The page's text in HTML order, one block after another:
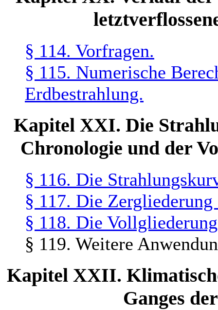
§ 114. Vorfragen.
§ 115. Numerische
Erdbestrahlung.
Kapitel XXI. Die
Chronologie und der
§ 116. Die
§ 117. Die
§ 118. Die
§ 119. Weitere
Kapitel XXII.
Ganges